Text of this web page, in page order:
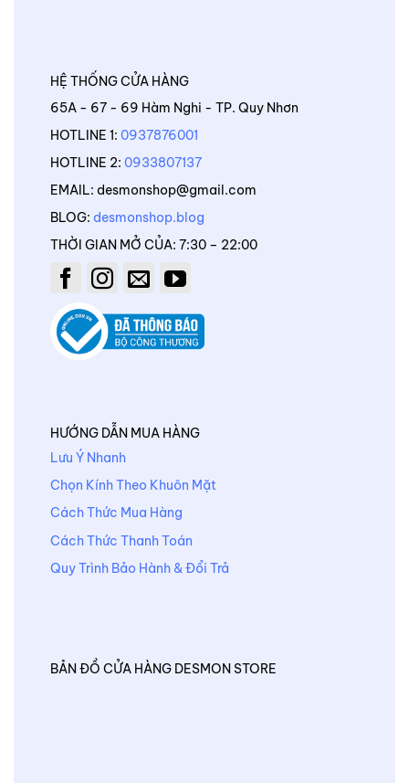
HỆ THỐNG CỬA HÀNG
65A - 67 - 69 Hàm Nghi - TP. Quy Nhơn
HOTLINE 1: 0937876001
HOTLINE 2: 0933807137
EMAIL: desmonshop@gmail.com
BLOG: desmonshop.blog
THỜI GIAN MỞ CỦA: 7:30 – 22:00
HƯỚNG DẪN MUA HÀNG
Lưu Ý Nhanh
Chọn Kính Theo Khuôn Mặt
Cách Thức Mua Hàng
Cách Thức Thanh Toán
Quy Trình Bảo Hành & Đổi Trả
BẢN ĐỒ CỬA HÀNG DESMON STORE